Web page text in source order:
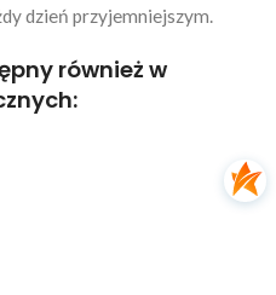
dzień przyjemniejszym.
również w